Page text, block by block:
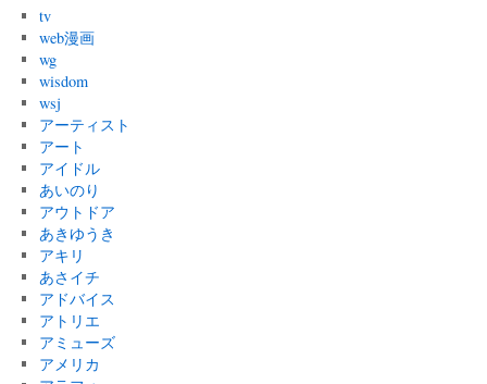
tv
web漫画
wg
wisdom
wsj
アーティスト
アート
アイドル
あいのり
アウトドア
あきゆうき
アキリ
あさイチ
アドバイス
アトリエ
アミューズ
アメリカ